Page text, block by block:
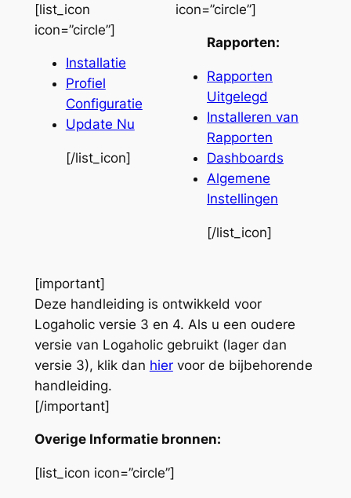
[list_icon
icon=”circle”]
Installatie
Profiel
Configuratie
Update Nu
[/list_icon]
icon=”circle”]
Rapporten:
Rapporten
Uitgelegd
Installeren van
Rapporten
Dashboards
Algemene
Instellingen
[/list_icon]
[important]
Deze handleiding is ontwikkeld voor
Logaholic versie 3 en 4. Als u een oudere
versie van Logaholic gebruikt (lager dan
versie 3), klik dan hiervoor de bijbehorende
handleiding.
[/important]
Overige Informatie bronnen:
[list_icon icon=”circle”]